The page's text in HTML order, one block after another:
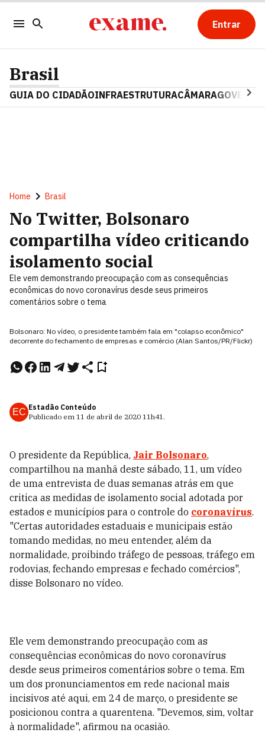
Entrar
Brasil
GUIA DO CIDADÃOINFRAESTRUTURACÂMARAGOVERNO
Home Brasil
No Twitter, Bolsonaro
compartilha vídeo criticando
isolamento social
Ele vem demonstrando preocupação com as consequências
econômicas do novo coronavírus desde seus primeiros
comentários sobre o tema
Bolsonaro: No vídeo, o presidente também fala em "colapso econômico"
decorrente do fechamento de empresas e comércio (Alan Santos/PR/Flickr)
EC Estadão Conteúdo
Publicado em 11 de abril de 2020 11h41.
O presidente da República, Jair Bolsonaro,
compartilhou na manhã deste sábado, 11, um vídeo
de uma entrevista de duas semanas atrás em que
critica as medidas de isolamento social adotada por
estados e municípios para o controle do coronavírus.
"Certas autoridades estaduais e municipais estão
tomando medidas, no meu entender, além da
normalidade, proibindo tráfego de pessoas, tráfego em
rodovias, fechando empresas e fechado comércios",
disse Bolsonaro no vídeo.
Ele vem demonstrando preocupação com as
consequências econômicas do novo coronavírus
desde seus primeiros comentários sobre o tema. Em
um dos pronunciamentos em rede nacional mais
incisivos até aqui, em 24 de março, o presidente se
posicionou contra a quarentena. "Devemos, sim, voltar
à normalidade", afirmou na ocasião.